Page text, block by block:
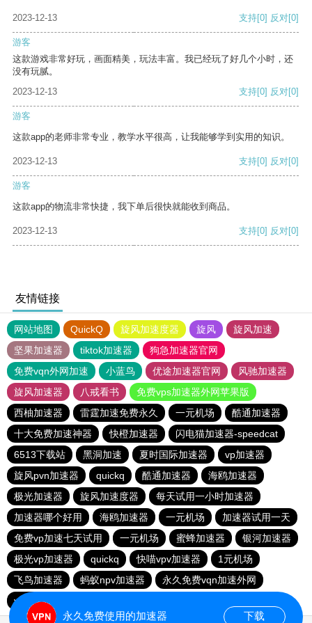
2023-12-13 支持[0] 反对[0]
游客
这款游戏非常好玩，画面精美，玩法丰富。我已经玩了好几个小时，还
没有玩腻。
2023-12-13
支持[0] 反对[0]
游客
这款app的老师非常专业，教学水平很高，让我能够学到实用的知识。
2023-12-13 支持[0] 反对[0]
游客
这款app的物流非常快捷，我下单后很快就能收到商品。
2023-12-13 支持[0] 反对[0]
友情链接
网站地图 QuickQ 旋风加速度器 旋风
旋风加速
坚果加速器
tiktok加速器
狗急加速器官网
免费vqn外网加速
小蓝鸟 优途加速器官网
风驰加速器
旋风加速器
八戒看书
免费vps加速器外网苹果版
西柚加速器
雷霆加速免费永久 一元机场
酷通加速器
十大免费加速神器
快橙加速器
闪电猫加速器-speedcat
6513下载站
黑洞加速 夏时国际加速器
vp加速器
旋风pvn加速器
quickq 酷通加速器
海鸥加速器
极光加速器
旋风加速度器
每天试用一小时加速器
加速器哪个好用
海鸥加速器 一元机场
加速器试用一天
免费vp加速七天试用
一元机场 蜜蜂加速器
银河加速器
极光vp加速器
quickq 快喵vpv加速器
1元机场
飞鸟加速器
蚂蚁npv加速器
永久免费vqn加速外网
vqn加速
永久免费使用的加速器 下载